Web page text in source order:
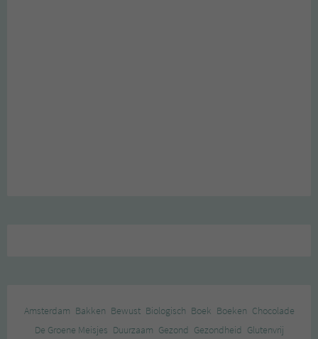
Amsterdam Bakken Bewust Biologisch Boek Boeken Chocolade
De Groene Meisjes Duurzaam Gezond Gezondheid Glutenvrij